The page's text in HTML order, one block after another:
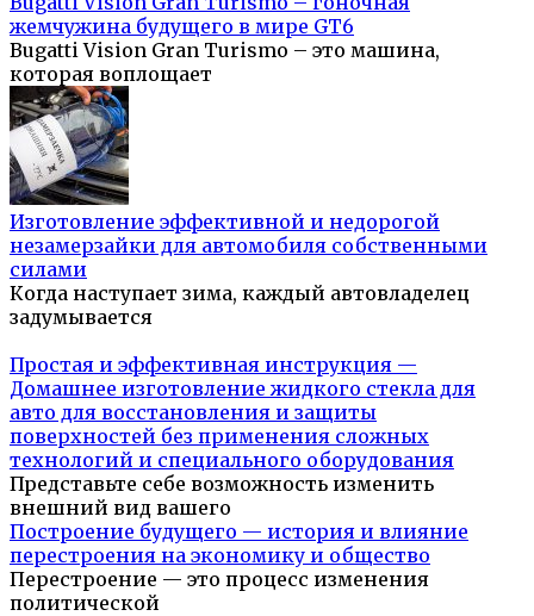
жемчужина будущего в мире GT6
Bugatti Vision Gran Turismo – это машина,
которая воплощает
Изготовление эффективной и недорогой
незамерзайки для автомобиля собственными
силами
Когда наступает зима, каждый автовладелец
задумывается
Простая и эффективная инструкция —
Домашнее изготовление жидкого стекла для
авто для восстановления и защиты
поверхностей без применения сложных
технологий и специального оборудования
Представьте себе возможность изменить
внешний вид вашего
Построение будущего — история и влияние
перестроения на экономику и общество
Перестроение — это процесс изменения
политической